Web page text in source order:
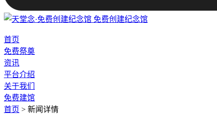
免费创建纪念馆
首页
免费祭奠
资讯
平台介绍
关于我们
免费建馆
首页 > 新闻详情